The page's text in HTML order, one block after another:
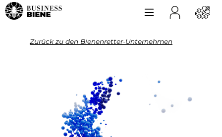
Zurück zu den Bienenretter-Unternehmen